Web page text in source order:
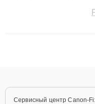
сохранением гарантии
Сервисный центр Canon-